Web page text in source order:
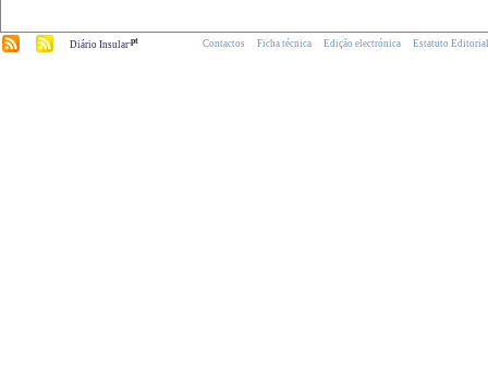
Diário Insular.pt Contactos Ficha técnica Edição electrónica Estatuto Editorial